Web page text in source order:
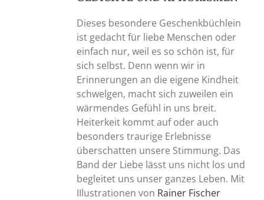
Dieses besondere Geschenkbüchlein
ist gedacht für liebe Menschen oder
einfach nur, weil es so schön ist, für
sich selbst. Denn wenn wir in
Erinnerungen an die eigene Kindheit
schwelgen, macht sich zuweilen ein
wärmendes Gefühl in uns breit.
Heiterkeit kommt auf oder auch
besonders traurige Erlebnisse
überschatten unsere Stimmung. Das
Band der Liebe lässt uns nicht los und
begleitet uns unser ganzes Leben. Mit
IIlustrationen von Rainer Fischer